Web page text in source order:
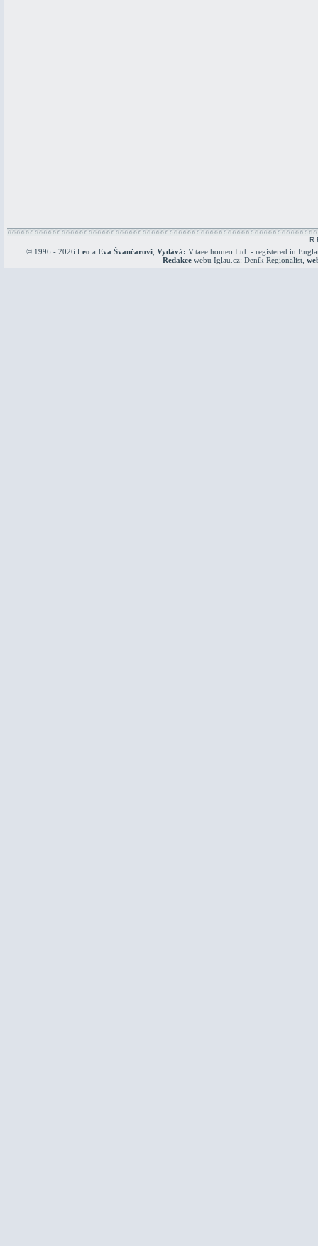
R
© 1996 - 2026 Leo a Eva Švančarovi Vydává: Vitaeelhomeo Ltd. - registered in
Redakcewebu Iglau.cz: Deník Regionalist,